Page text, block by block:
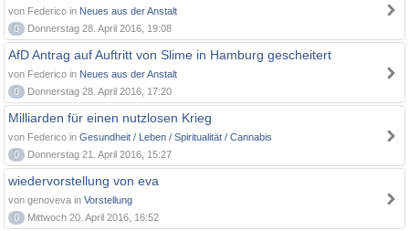
von Federico in Neues aus der Anstalt
0
Donnerstag 28. April 2016, 19:08
AfD Antrag auf Auftritt von Slime in Hamburg gescheitert
von Federico in Neues aus der Anstalt
0
Donnerstag 28. April 2016, 17:20
Milliarden für einen nutzlosen Krieg
von Federico in Gesundheit / Leben / Spiritualität / Cannabis
0
Donnerstag 21. April 2016, 15:27
wiedervorstellung von eva
von genoveva in Vorstellung
0
Mittwoch 20. April 2016, 16:52